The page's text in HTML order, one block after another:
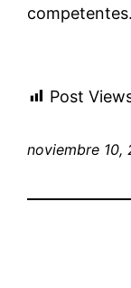
competentes.
Post
noviembre 10,